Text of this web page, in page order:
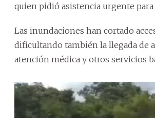
quien pidió asistencia urgente
Las inundaciones han cortado
dificultando también la llegada de
atención médica y otros servicios